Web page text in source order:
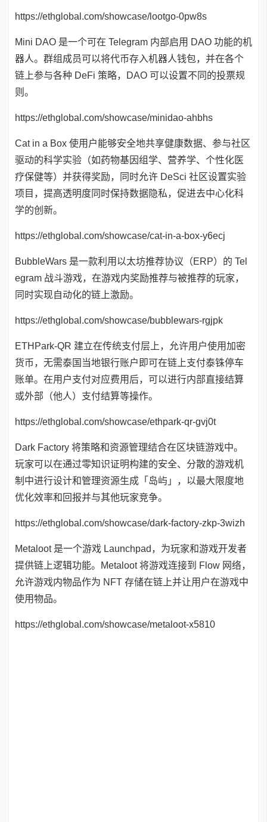
https://ethglobal.com/showcase/lootgo-0pw8s
Mini DAO 是一个可在 Telegram 内部启用 DAO 功能的机
器人。群组成员可以将代币存入机器人钱包，并在各个
链上参与各种 DeFi 策略，DAO 可以设置不同的投票规
则。
https://ethglobal.com/showcase/minidao-ahbhs
Cat in a Box 使用户能够安全地共享健康数据、参与社区
驱动的科学实验（如药物基因组学、营养学、个性化医
疗保健等）并获得奖励，同时允许 DeSci 社区设置实验
项目，提高透明度同时保持数据隐私，促进去中心化科
学的创新。
https://ethglobal.com/showcase/cat-in-a-box-y6ecj
BubbleWars 是一款利用以太坊推荐协议（ERP）的 Tel
egram 战斗游戏，在游戏内奖励推荐与被推荐的玩家，
同时实现自动化的链上激励。
https://ethglobal.com/showcase/bubblewars-rgjpk
ETHPark-QR 建立在传统支付层上，允许用户使用加密
货币，无需泰国当地银行账户即可在链上支付泰铢停车
账单。在用户支付对应费用后，可以进行内部直接结算
或外部（他人）支付结算等操作。
https://ethglobal.com/showcase/ethpark-qr-gvj0t
Dark Factory 将策略和资源管理结合在区块链游戏中。
玩家可以在通过零知识证明构建的安全、分散的游戏机
制中进行设计和管理资源生成「岛屿」，以最大限度地
优化效率和回报并与其他玩家竞争。
https://ethglobal.com/showcase/dark-factory-zkp-3wizh
Metaloot 是一个游戏 Launchpad，为玩家和游戏开发者
提供链上逻辑功能。Metaloot 将游戏连接到 Flow 网络，
允许游戏内物品作为 NFT 存储在链上并让用户在游戏中
使用物品。
https://ethglobal.com/showcase/metaloot-x5810